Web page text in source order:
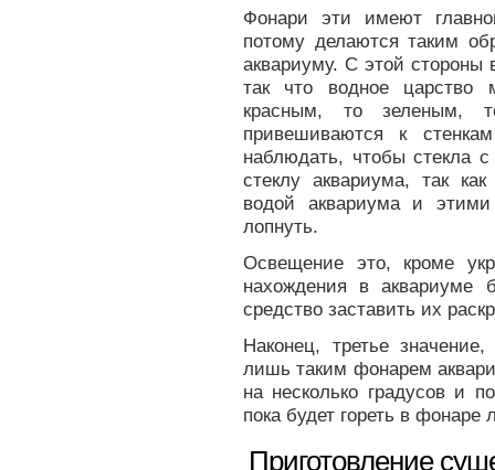
Фонари эти имеют
потому делаются таким
аквариуму. С этой стороны
так что водное
красным, то зеленым,
привешиваются к
наблюдать, чтобы стекла
стеклу аквариума, так
водой аквариума и этими
лопнуть.
Освещение это, кроме
нахождения в аквариуме
средство заставить их
Наконец, третье
лишь таким фонарем
на несколько градусов и
пока будет гореть в фонаре
Приготовление